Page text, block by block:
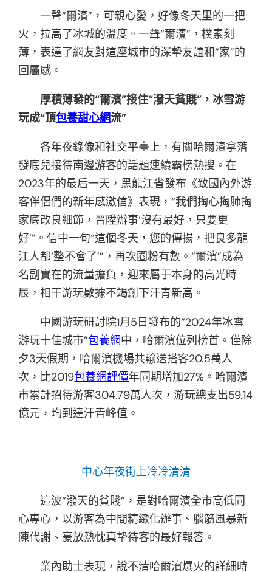
一聲“爾濱”，可親心愛，好像冬天里的一把
火，拉高了冰城的溫度。一聲“爾濱”，樸素刻
薄，表達了網友對這座城市的深摯友誼和“家”的
回屬感。
厚積薄發的“爾濱”接住“潑天貧賤”，冰雪游
玩成“頂包養甜心網流”
各年夜錄像和社交平臺上，有關哈爾濱拿落
發底兒接待南邊游客的話題連續霸榜熱搜。在
2023年的最后一天，黑龍江省發布《致國內外游
客伴侶們的新年感激信》表現，“我們掏心掏肺掏
家底改良細節，晉陞辦事‘沒有最好，只要更
好’”。信中一句“這個冬天，您的傳揚，把良多龍
江人都‘整不會了’”，再次圈粉有數。“爾濱”成為
名副實在的流量擔負，迎來屬于本身的高光時
辰，相干游玩數據不竭創下汗青新高。
中國游玩研討院1月5日發布的“2024年冰雪
游玩十佳城市”包養網中，哈爾濱位列榜首。僅除
夕3天假期，哈爾濱機場共輸送搭客20.5萬人
次，比2019包養網評價年同期增加27%。哈爾濱
市累計招待游客304.79萬人次，游玩總支出59.14
億元，均到達汗青峰值。
中心年夜街上冷冷清清
這波“潑天的貧賤”，是對哈爾濱全市高低同
心專心，以游客為中間精緻化辦事、腦筋風暴新
陳代謝、豪放熱忱真摯待客的最好報答。
業內助士表現，說不清哈爾濱爆火的詳細時